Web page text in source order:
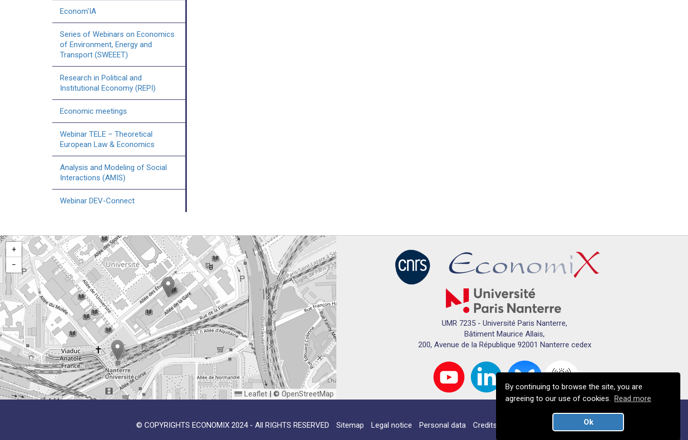
By continuing to browse the site, you are
agreeing to our use of cookies. Read more
Ok
Econom'IA
Series of Webinars on Economics
of Environment, Energy and
Transport (SWEEET)
Research in Political and
Institutional Economy (REPI)
Economic meetings
Webinar TELE – Theoretical
European Law & Economics
Analysis and Modeling of Social
Interactions (AMIS)
Webinar DEV-Connect
+
−
Leaflet |© OpenStreetMap
UMR 7235 - Université Paris Nanterre,
Bâtiment Maurice Allais,
200, Avenue de la République 92001 Nanterre cedex
© COPYRIGHTS ECONOMIX 2024 - All RIGHTS RESERVED Sitemap Legal notice Personal data Credits